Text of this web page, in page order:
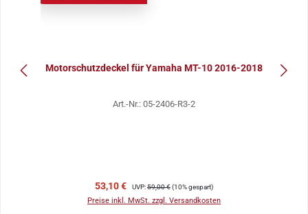
Motorschutzdeckel für Yamaha MT-10 2016-2018
Art.-Nr.: 05-2406-R3-2
Verkaufspreis:
53,10 € Regulärer Preis:
UVP:59,00 €(10% gespart)
Preise inkl. MwSt. zzgl. Versandkosten